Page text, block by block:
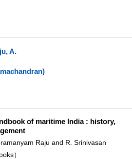
A.
of maritime India : history,
Raju and R. Srinivasan
）